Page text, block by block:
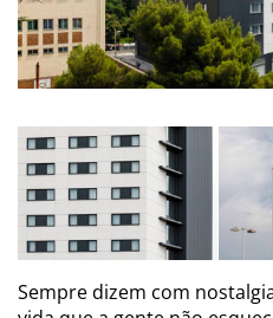
Sempre dizem com